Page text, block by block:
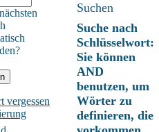
vergessen
Suchen
Suche nach
Schlüsselwort:
Sie können
AND
benutzen, um
Wörter zu
definieren, die